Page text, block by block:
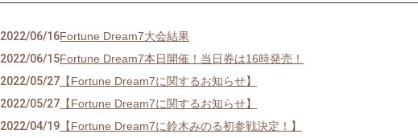
2022/06/16Fortune Dream7大会結果
2022/06/15Fortune Dream7本日開催！当日券は16時発売！
2022/05/27 【Fortune Dream7に関するお知らせ】
2022/05/27 【Fortune Dream7に関するお知らせ】
2022/04/19 【Fortune Dream7に鈴木みのる初参戦決定！】